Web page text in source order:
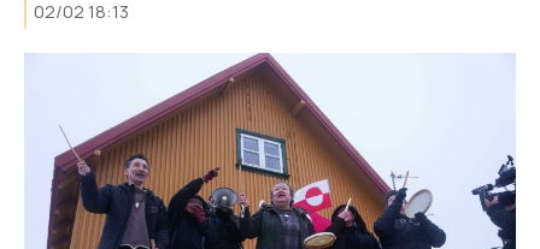
02/02 18:13